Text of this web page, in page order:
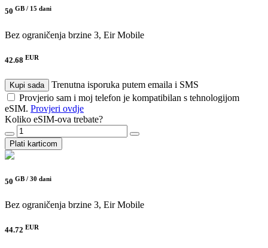
50 GB / 15 dani
Bez ograničenja brzine 3, Eir Mobile
42.68 EUR
Kupi sada
Trenutna isporuka putem emaila i SMS
Provjerio sam i moj telefon je kompatibilan s tehnologijom
eSIM. Provjeri ovdje
Koliko eSIM-ova trebate?
Plati karticom
50 GB / 30 dani
Bez ograničenja brzine 3, Eir Mobile
44.72 EUR